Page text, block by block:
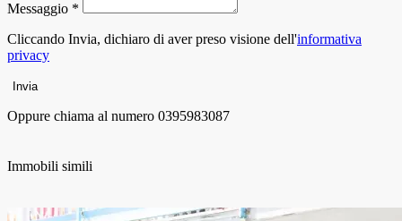
Messaggio *
Cliccando Invia, dichiaro di aver preso visione dell'informativa
privacy
Invia
Oppure chiama al numero 0395983087
Immobili simili